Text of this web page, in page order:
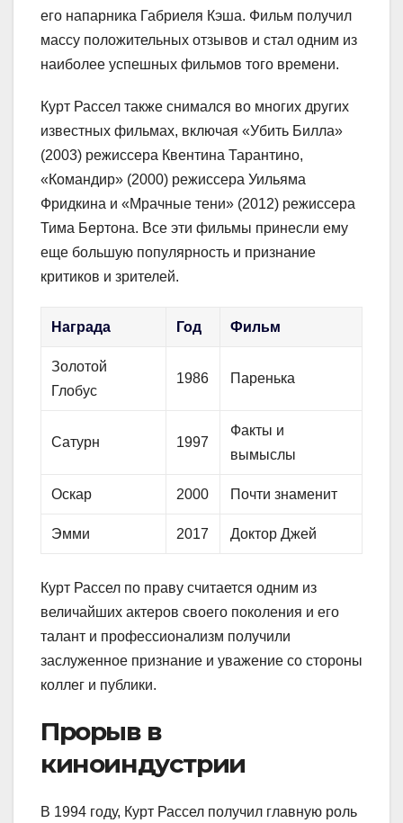
его напарника Габриеля Кэша. Фильм получил
массу положительных отзывов и стал одним из
наиболее успешных фильмов того времени.
Курт Рассел также снимался во многих других
известных фильмах, включая «Убить Билла»
(2003) режиссера Квентина Тарантино,
«Командир» (2000) режиссера Уильяма
Фридкина и «Мрачные тени» (2012) режиссера
Тима Бертона. Все эти фильмы принесли ему
еще большую популярность и признание
критиков и зрителей.
Награда Год Фильм
Золотой
Глобус
1986 Паренька
Сатурн 1997
Факты и
вымыслы
Оскар 2000 Почти знаменит
Эмми 2017 Доктор Джей
Курт Рассел по праву считается одним из
величайших актеров своего поколения и его
талант и профессионализм получили
заслуженное признание и уважение со стороны
коллег и публики.
Прорыв в
киноиндустрии
В 1994 году, Курт Рассел получил главную роль